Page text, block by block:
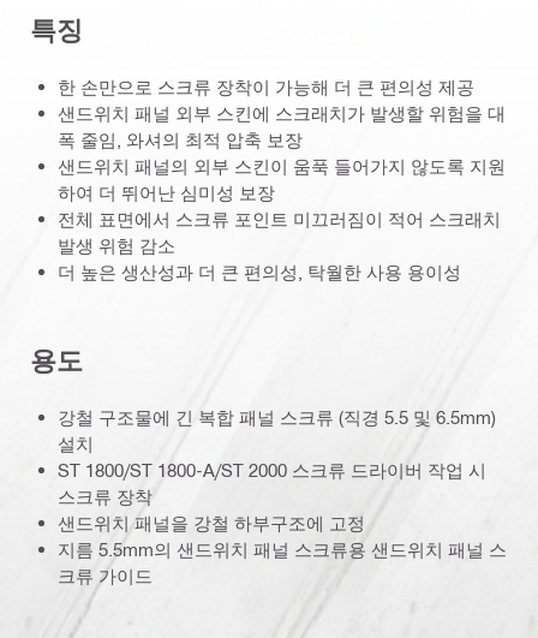
특징
한 손만으로 스크류 장착이 가능해 더 큰 편의성 제공
샌드위치 패널 외부 스킨에 스크래치가 발생할 위험을 대
폭 줄임, 와셔의 최적 압축 보장
샌드위치 패널의 외부 스킨이 움푹 들어가지 않도록 지원
하여 더 뛰어난 심미성 보장
전체 표면에서 스크류 포인트 미끄러짐이 적어 스크래치
발생 위험 감소
더 높은 생산성과 더 큰 편의성, 탁월한 사용 용이성
용도
강철 구조물에 긴 복합 패널 스크류 (직경 5.5 및 6.5mm)
설치
ST 1800/ST 1800-A/ST 2000 스크류 드라이버 작업 시
스크류 장착
샌드위치 패널을 강철 하부구조에 고정
지름 5.5mm의 샌드위치 패널 스크류용 샌드위치 패널 스
크류 가이드